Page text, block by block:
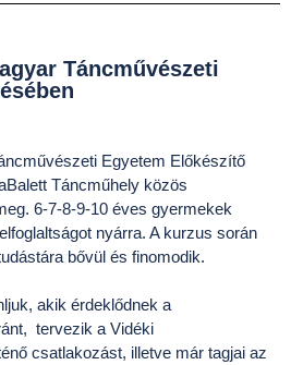
Táncművészeti
Egyetem Előkészítő
Táncműhely közös
6-7-8-9-10 éves gyermekek
nyárra. A kurzus során
bővül és finomodik.
akik érdeklődnek a
tervezik a Vidéki
csatlakozást, illetve már tagjai az